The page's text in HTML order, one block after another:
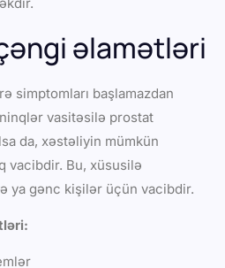
əlamətləri
simptomları başlamazdan
vasitəsilə prostat
da, xəstəliyin mümkün
vacibdir. Bu, xüsusilə
ya gənc kişilər üçün vacibdir.